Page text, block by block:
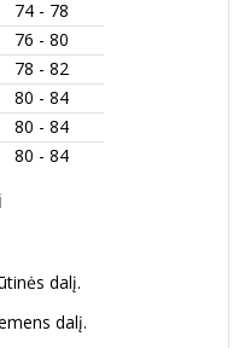
74 - 78
76 - 80
78 - 82
80 - 84
80 - 84
80 - 84
dalį.
dalį.